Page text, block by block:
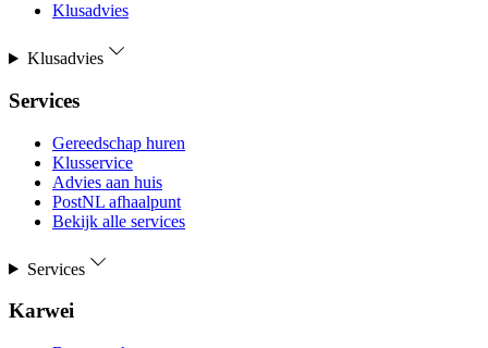
Klusadvies
Klusadvies
Services
Gereedschap huren
Klusservice
Advies aan huis
PostNL afhaalpunt
Bekijk alle services
Services
Karwei